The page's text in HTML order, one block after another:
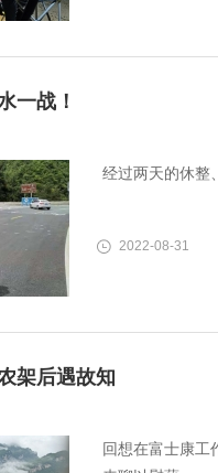
一战！
经过两天的休整
2022-08-31
架后遇故知
回想在富士康工